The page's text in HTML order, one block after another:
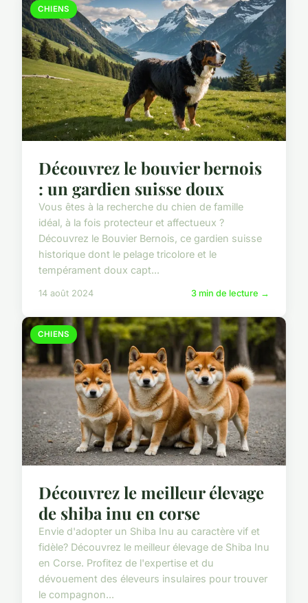
CHIENS
Découvrez le bouvier bernois
: un gardien suisse doux
Vous êtes à la recherche du chien de famille
idéal, à la fois protecteur et affectueux ?
Découvrez le Bouvier Bernois, ce gardien suisse
historique dont le pelage tricolore et le
tempérament doux capt...
14 août 2024 3 min de lecture →
CHIENS
Découvrez le meilleur élevage
de shiba inu en corse
Envie d'adopter un Shiba Inu au caractère vif et
fidèle? Découvrez le meilleur élevage de Shiba Inu
en Corse. Profitez de l'expertise et du
dévouement des éleveurs insulaires pour trouver
le compagnon...